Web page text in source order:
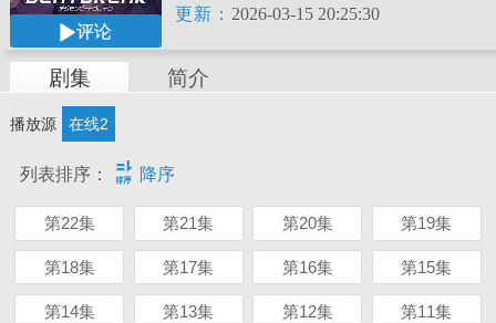
评论
更新： 2026-03-15 20:25:30
剧集 简介
播放源 在线2
列表排序：  降序
第22集 第21集 第20集 第19集
第18集 第17集 第16集 第15集
第14集 第13集 第12集 第11集